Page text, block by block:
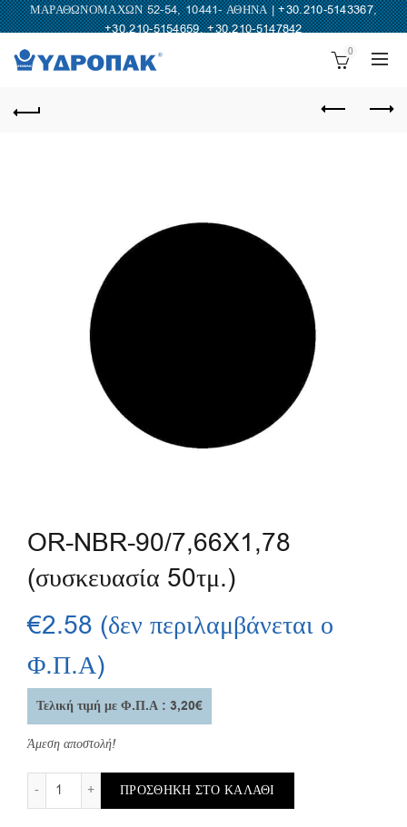
ΜΑΡΑΘΩΝΟΜΑΧΩΝ 52-54, 10441- ΑΘΗΝΑ |+30.210-5143367,
+30.210-5154659,+30.210-5147842
0
OR-NBR-90/7,66X1,78
(συσκευασία 50τμ.)
€2.58 (δεν περιλαμβάνεται ο
Φ.Π.Α)
Τελική τιμή με Φ.Π.Α : 3,20€
Άμεση αποστολή!
OR-NBR-90/7,66X1,78 (συσκευασία 50τμ.) ποσότητα
ΠΡΟΣΘΉΚΗ ΣΤΟ ΚΑΛΆΘΙ